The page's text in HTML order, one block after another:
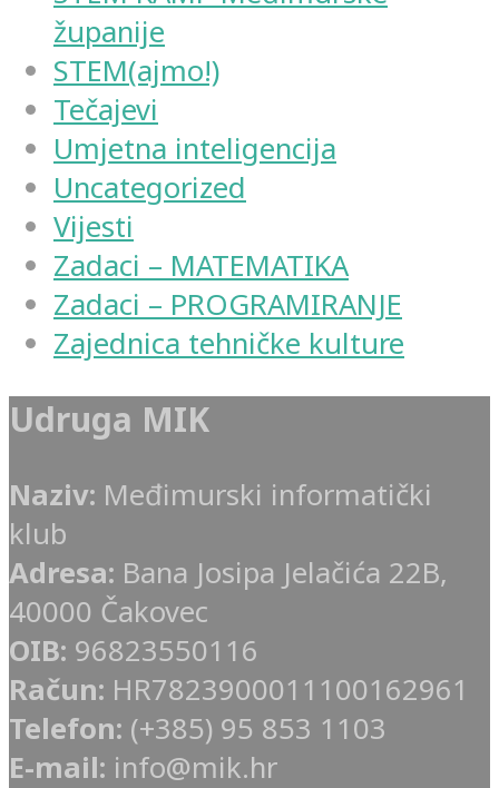
županije
STEM(ajmo!)
Tečajevi
Umjetna inteligencija
Uncategorized
Vijesti
Zadaci – MATEMATIKA
Zadaci – PROGRAMIRANJE
Zajednica tehničke kulture
Udruga MIK
Naziv: Međimurski informatički
klub
Adresa: Bana Josipa Jelačića 22B,
40000 Čakovec
OIB: 96823550116
Račun: HR7823900011100162961
Telefon: (+385) 95 853 1103
E-mail: info@mik.hr